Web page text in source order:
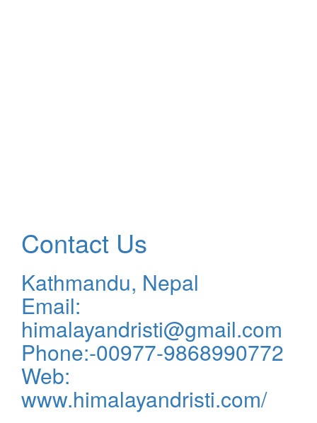
Contact Us
Kathmandu, Nepal
Email:
himalayandristi@gmail.com
Phone:-00977-9868990772
Web:
www.himalayandristi.com/